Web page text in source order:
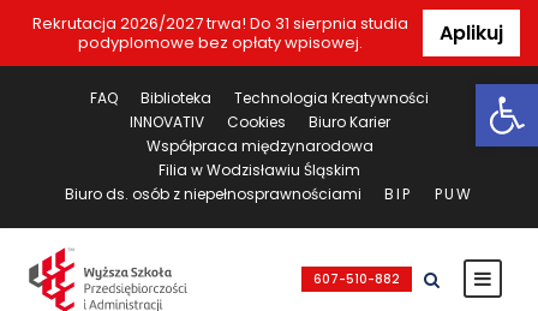
Rekrutacja 2026/2027 trwa! Do 31 sierpnia studia
podyplomowe bez opłaty wpisowej.
Aplikuj
FAQ Biblioteka
Technologia Kreatywności
INNOVATIV
Cookies
Biuro Karier
Współpraca międzynarodowa
Filia w Wodzisławiu Śląskim
Biuro ds. osób z niepełnosprawnościami
BIP PUW
607-510-882